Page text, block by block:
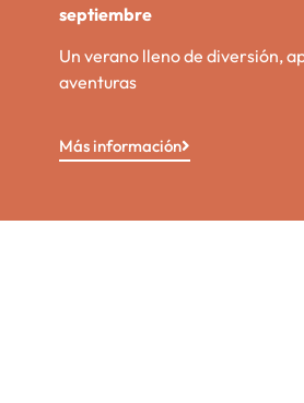
septiembre
Un verano lleno de diversión,
aventuras
Más información